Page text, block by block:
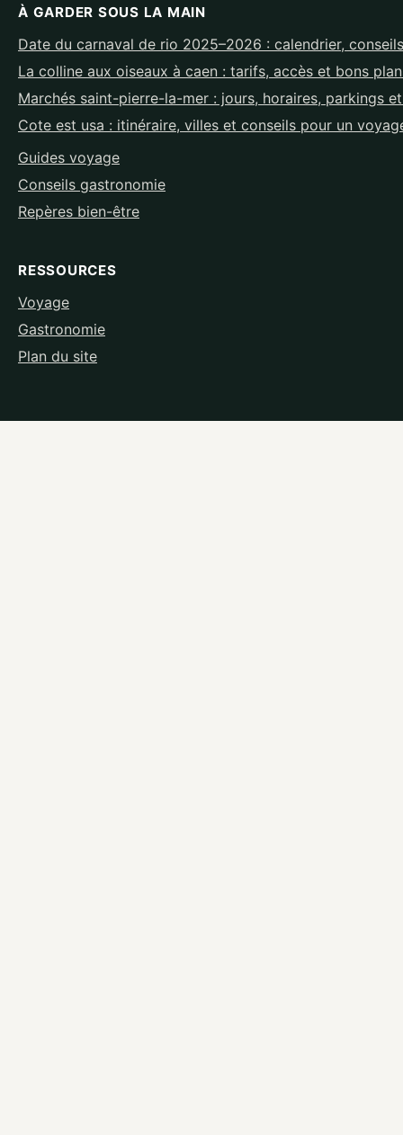
À GARDER SOUS LA MAIN
Date du carnaval de rio 2025–2026 : calendrier,
La colline aux oiseaux à caen : tarifs, accès et bons
Marchés saint-pierre-la-mer : jours, horaires, parkings
Cote est usa : itinéraire, villes et conseils pour un
Guides voyage
Conseils gastronomie
Repères bien-être
RESSOURCES
Voyage
Gastronomie
Plan du site